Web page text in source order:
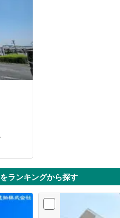
ランキングから探す